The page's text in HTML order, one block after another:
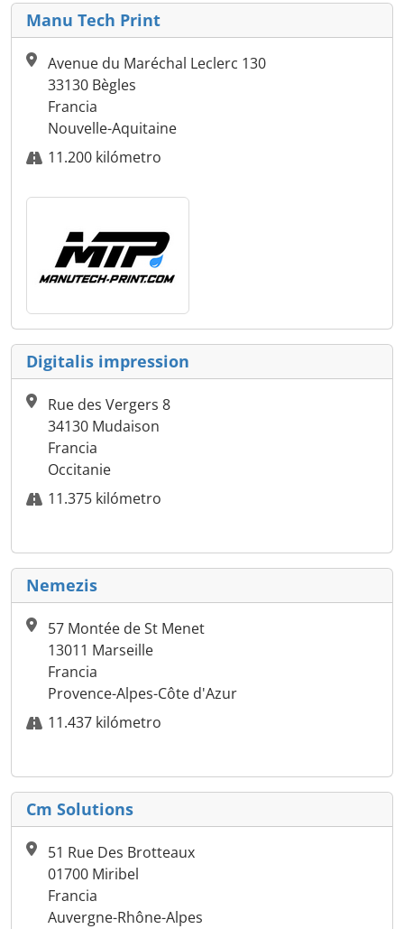
Manu Tech Print
Avenue du Maréchal Leclerc 130
33130 Bègles
Francia
Nouvelle-Aquitaine
11.200 kilómetro
Digitalis impression
Rue des Vergers 8
34130 Mudaison
Francia
Occitanie
11.375 kilómetro
Nemezis
57 Montée de St Menet
13011 Marseille
Francia
Provence-Alpes-Côte d'Azur
11.437 kilómetro
Cm Solutions
51 Rue Des Brotteaux
01700 Miribel
Francia
Auvergne-Rhône-Alpes